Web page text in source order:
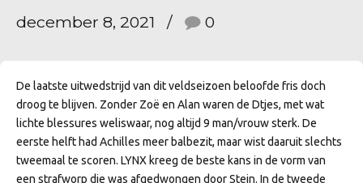
december 8, 2021 0
De laatste uitwedstrijd van dit veldseizoen beloofde fris doch
droog te blijven. Zonder Zoë en Alan waren de Dtjes, met wat
lichte blessures weliswaar, nog altijd 9 man/vrouw sterk. De
eerste helft had Achilles meer balbezit, maar wist daaruit slechts
tweemaal te scoren. LYNX kreeg de beste kans in de vorm van
een strafworp die was afgedwongen door Stein. In de tweede